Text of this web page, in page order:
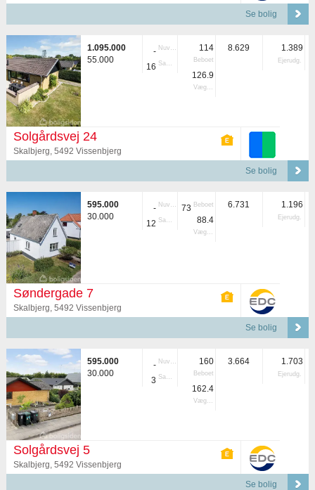
Se bolig
1.095.000
55.000
- Nuvær.
16 Samlet
114
Beboet
126.9
Vægtet
8.629 1.389
Ejerudg.
Solgårdsvej 24
Skalbjerg, 5492 Vissenbjerg
Se bolig
595.000
30.000
- Nuvær.
12 Samlet
73 Beboet
88.4
Vægtet
6.731 1.196
Ejerudg.
Søndergade 7
Skalbjerg, 5492 Vissenbjerg
Se bolig
595.000
30.000
- Nuvær.
3 Samlet
160
Beboet
162.4
Vægtet
3.664 1.703
Ejerudg.
Solgårdsvej 5
Skalbjerg, 5492 Vissenbjerg
Se bolig